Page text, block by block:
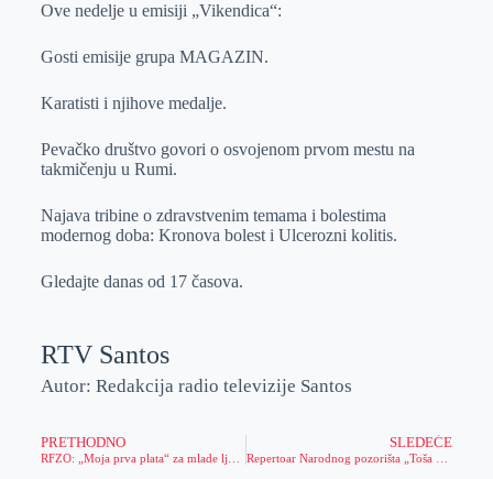
p
Ove nedelje u emisiji „Vikendica“:
Gosti emisije grupa MAGAZIN.
Karatisti i njihove medalje.
Pevačko društvo govori o osvojenom prvom mestu na
takmičenju u Rumi.
Najava tribine o zdravstvenim temama i bolestima
modernog doba: Kronova bolest i Ulcerozni kolitis.
Gledajte danas od 17 časova.
RTV Santos
Autor: Redakcija radio televizije Santos
PRETHODNO SLEDEĆE